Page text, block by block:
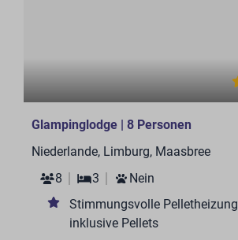
Glampinglodge | 8 Personen
Niederlande, Limburg, Maasbree
8
3
Nein
Stimmungsvolle Pelletheizung
inklusive Pellets